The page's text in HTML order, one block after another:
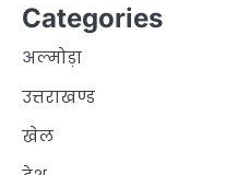
Categories
अल्मोड़ा
उत्तराखण्ड
खेल